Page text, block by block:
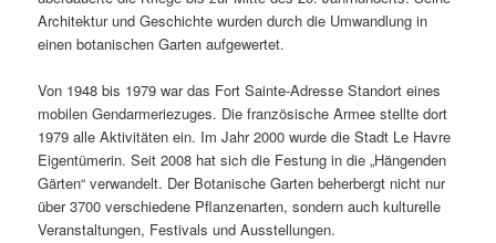
Architektur und Geschichte wurden durch die Umwandlung in
einen botanischen Garten aufgewertet.
Von 1948 bis 1979 war das Fort Sainte-Adresse Standort eines
mobilen Gendarmeriezuges. Die französische Armee stellte dort
1979 alle Aktivitäten ein. Im Jahr 2000 wurde die Stadt Le Havre
Eigentümerin. Seit 2008 hat sich die Festung in die „Hängenden
Gärten“ verwandelt. Der Botanische Garten beherbergt nicht nur
über 3700 verschiedene Pflanzenarten, sondern auch kulturelle
Veranstaltungen, Festivals und Ausstellungen.